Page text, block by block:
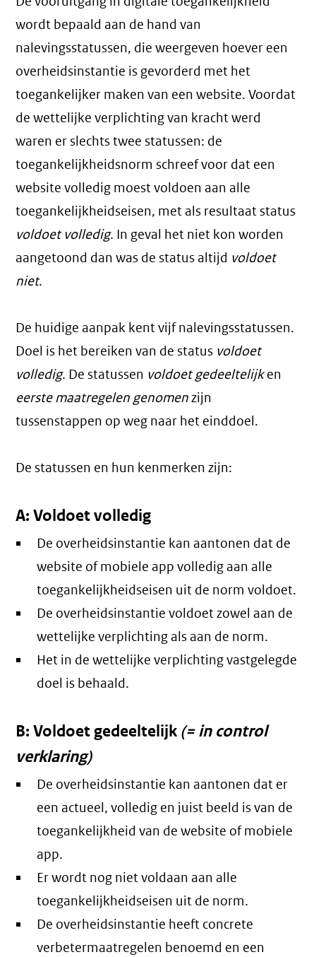
wordt bepaald aan de hand van
nalevingsstatussen, die weergeven hoever een
overheidsinstantie is gevorderd met het
toegankelijker maken van een website. Voordat
de wettelijke verplichting van kracht werd
waren er slechts twee statussen: de
toegankelijkheidsnorm schreef voor dat een
website volledig moest voldoen aan alle
toegankelijkheidseisen, met als resultaat status
voldoet volledig. In geval het niet kon worden
aangetoond dan was de status altijd voldoet
niet.
De huidige aanpak kent vijf nalevingsstatussen.
Doel is het bereiken van de status voldoet
volledig. De statussen voldoet gedeeltelijken
eerste maatregelen genomenzijn
tussenstappen op weg naar het einddoel.
De statussen en hun kenmerken zijn:
A: Voldoet volledig
De overheidsinstantie kan aantonen dat de
website of mobiele app volledig aan alle
toegankelijkheidseisen uit de norm voldoet.
De overheidsinstantie voldoet zowel aan de
wettelijke verplichting als aan de norm.
Het in de wettelijke verplichting vastgelegde
doel is behaald.
B: Voldoet gedeeltelijk(= in control
verklaring)
De overheidsinstantie kan aantonen dat er
een actueel, volledig en juist beeld is van de
toegankelijkheid van de website of mobiele
app.
Er wordt nog niet voldaan aan alle
toegankelijkheidseisen uit de norm.
De overheidsinstantie heeft concrete
verbetermaatregelen benoemd en een